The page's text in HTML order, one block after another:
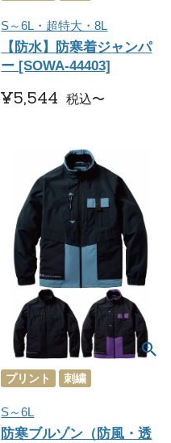
S～6L・超特大・8L
【防水】防寒着ジャンパ
ー [SOWA-44403]
¥5,544 税込〜
プリント 刺繍
S～6L
防寒ブルゾン（防風・透